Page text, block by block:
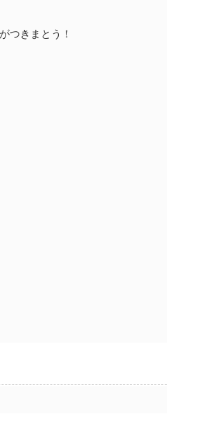
つきまとう！